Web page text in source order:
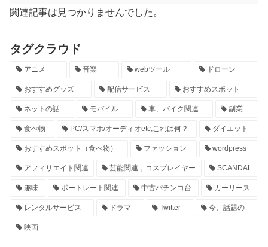
関連記事は見つかりませんでした。
タグクラウド
アニメ 音楽 webツール ドローン
おすすめグッズ 配信サービス おすすめスポット
ネットの話 モバイル 車、バイク関連 副業
食べ物 PC/スマホ/オーディオetc,これは何？ ダイエット
おすすめスポット（食べ物） ファッション wordpress
アフィリエイト関連 芸能関連，コスプレイヤー SCANDAL
趣味 ポートレート関連 中古パチンコ台 カーリース
レンタルサービス ドラマ Twitter 今、話題の
映画